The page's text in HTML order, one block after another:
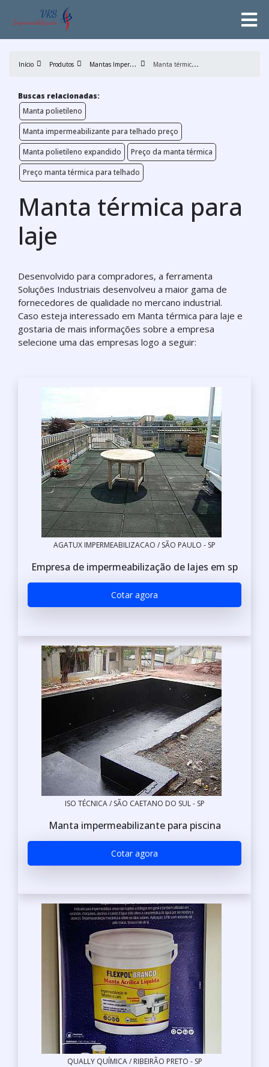
Início Produtos M
antas Impermeabilizantes M
anta térmica para laje
Buscas relacionadas:
Manta polietileno
Manta impermeabilizante para telhado preço
Manta polietileno expandido
Preço da manta térmica
Preço manta térmica para telhado
Manta térmica para
laje
Desenvolvido para compradores, a ferramenta
Soluções Industriais desenvolveu a maior gama de
fornecedores de qualidade no mercano industrial.
Caso esteja interessado em Manta térmica para laje e
gostaria de mais informações sobre a empresa
selecione uma das empresas logo a seguir:
AGATUX IMPERMEABILIZACAO / SÃO PAULO - SP
Empresa de impermeabilização de lajes em sp
Cotar agora
ISO TÉCNICA / SÃO CAETANO DO SUL - SP
Manta impermeabilizante para piscina
Cotar agora
QUALLY QUÍMICA / RIBEIRÃO PRETO - SP